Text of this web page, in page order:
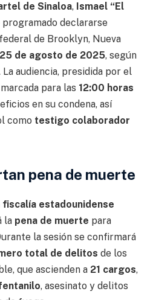
de Sinaloa, Ismael “El
programado declararse
de Brooklyn, Nueva
de agosto de 2025, según
audiencia, presidida por el
para las 12:00 horas
en su condena, así
como testigo colaborador
pena de muerte
fiscalía estadounidense
la pena de muerte para
la sesión se confirmará
total de delitos de los
que ascienden a 21 cargos,
, asesinato y delitos